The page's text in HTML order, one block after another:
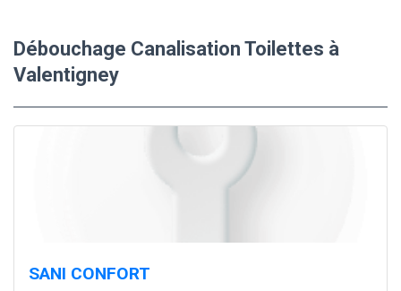
Débouchage Canalisation Toilettes à
Valentigney
SANI CONFORT